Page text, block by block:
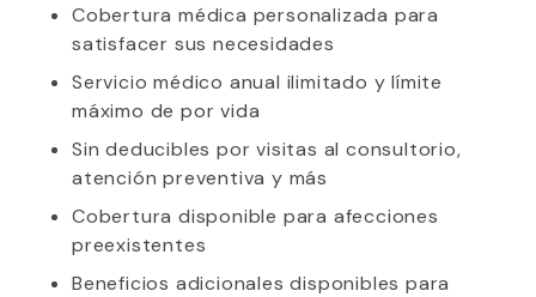
Cobertura médica personalizada para
satisfacer sus necesidades
Servicio médico anual ilimitado y límite
máximo de por vida
Sin deducibles por visitas al consultorio,
atención preventiva y más
Cobertura disponible para afecciones
preexistentes
Beneficios adicionales disponibles para